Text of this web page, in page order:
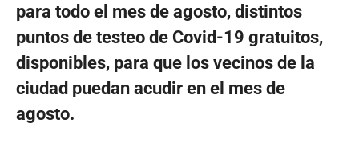
para todo el mes de agosto, distintos
puntos de testeo de Covid-19 gratuitos,
disponibles, para que los vecinos de la
ciudad puedan acudir en el mes de
agosto.